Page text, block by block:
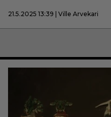
21.5.2025 13:39 | Ville Arvekari